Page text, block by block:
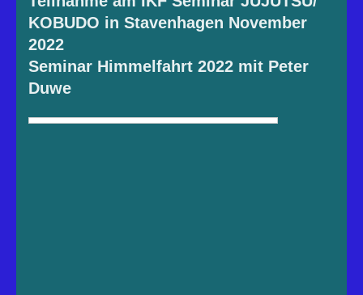
KOBUDO in Stavenhagen November
2022
Seminar Himmelfahrt 2022 mit Peter
Duwe